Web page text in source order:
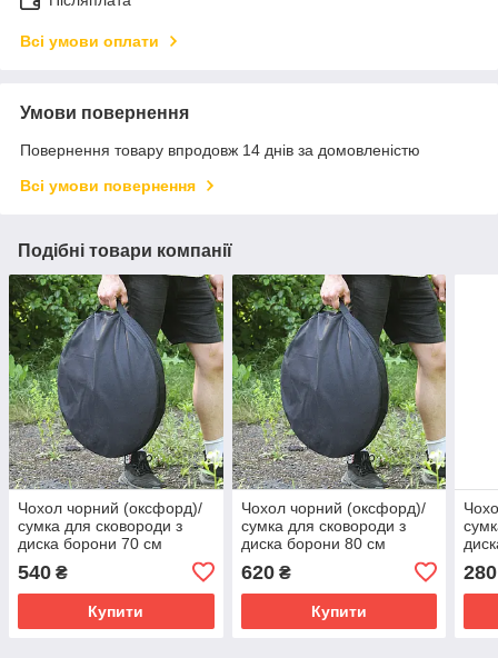
Всі умови оплати
Умови повернення
Повернення товару впродовж 14 днів за домовленістю
Всі умови повернення
Подібні товари компанії
Чохол чорний (оксфорд)/
сумка для сковороди з
диска борони 70 см
540 ₴
Купити
Чохол чорний (оксфорд)/
сумка для сковороди з
диска борони 80 см
620₴
Купити
280